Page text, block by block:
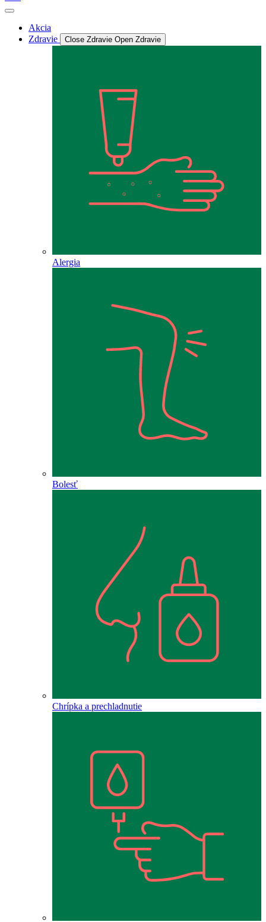
Akcia
Zdravie
Close Zdravie Open Zdravie
Alergia
Bolesť
Chrípka a prechladnutie